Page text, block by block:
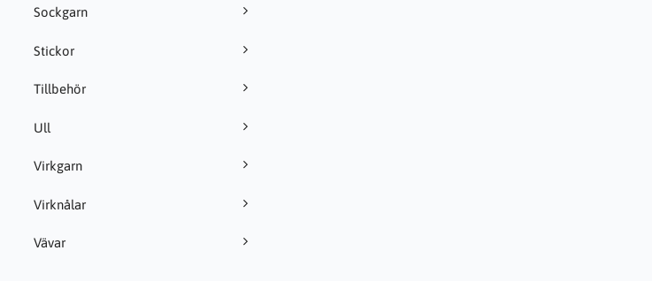
Sockgarn
Stickor
Tillbehör
Ull
Virkgarn
Virknålar
Vävar